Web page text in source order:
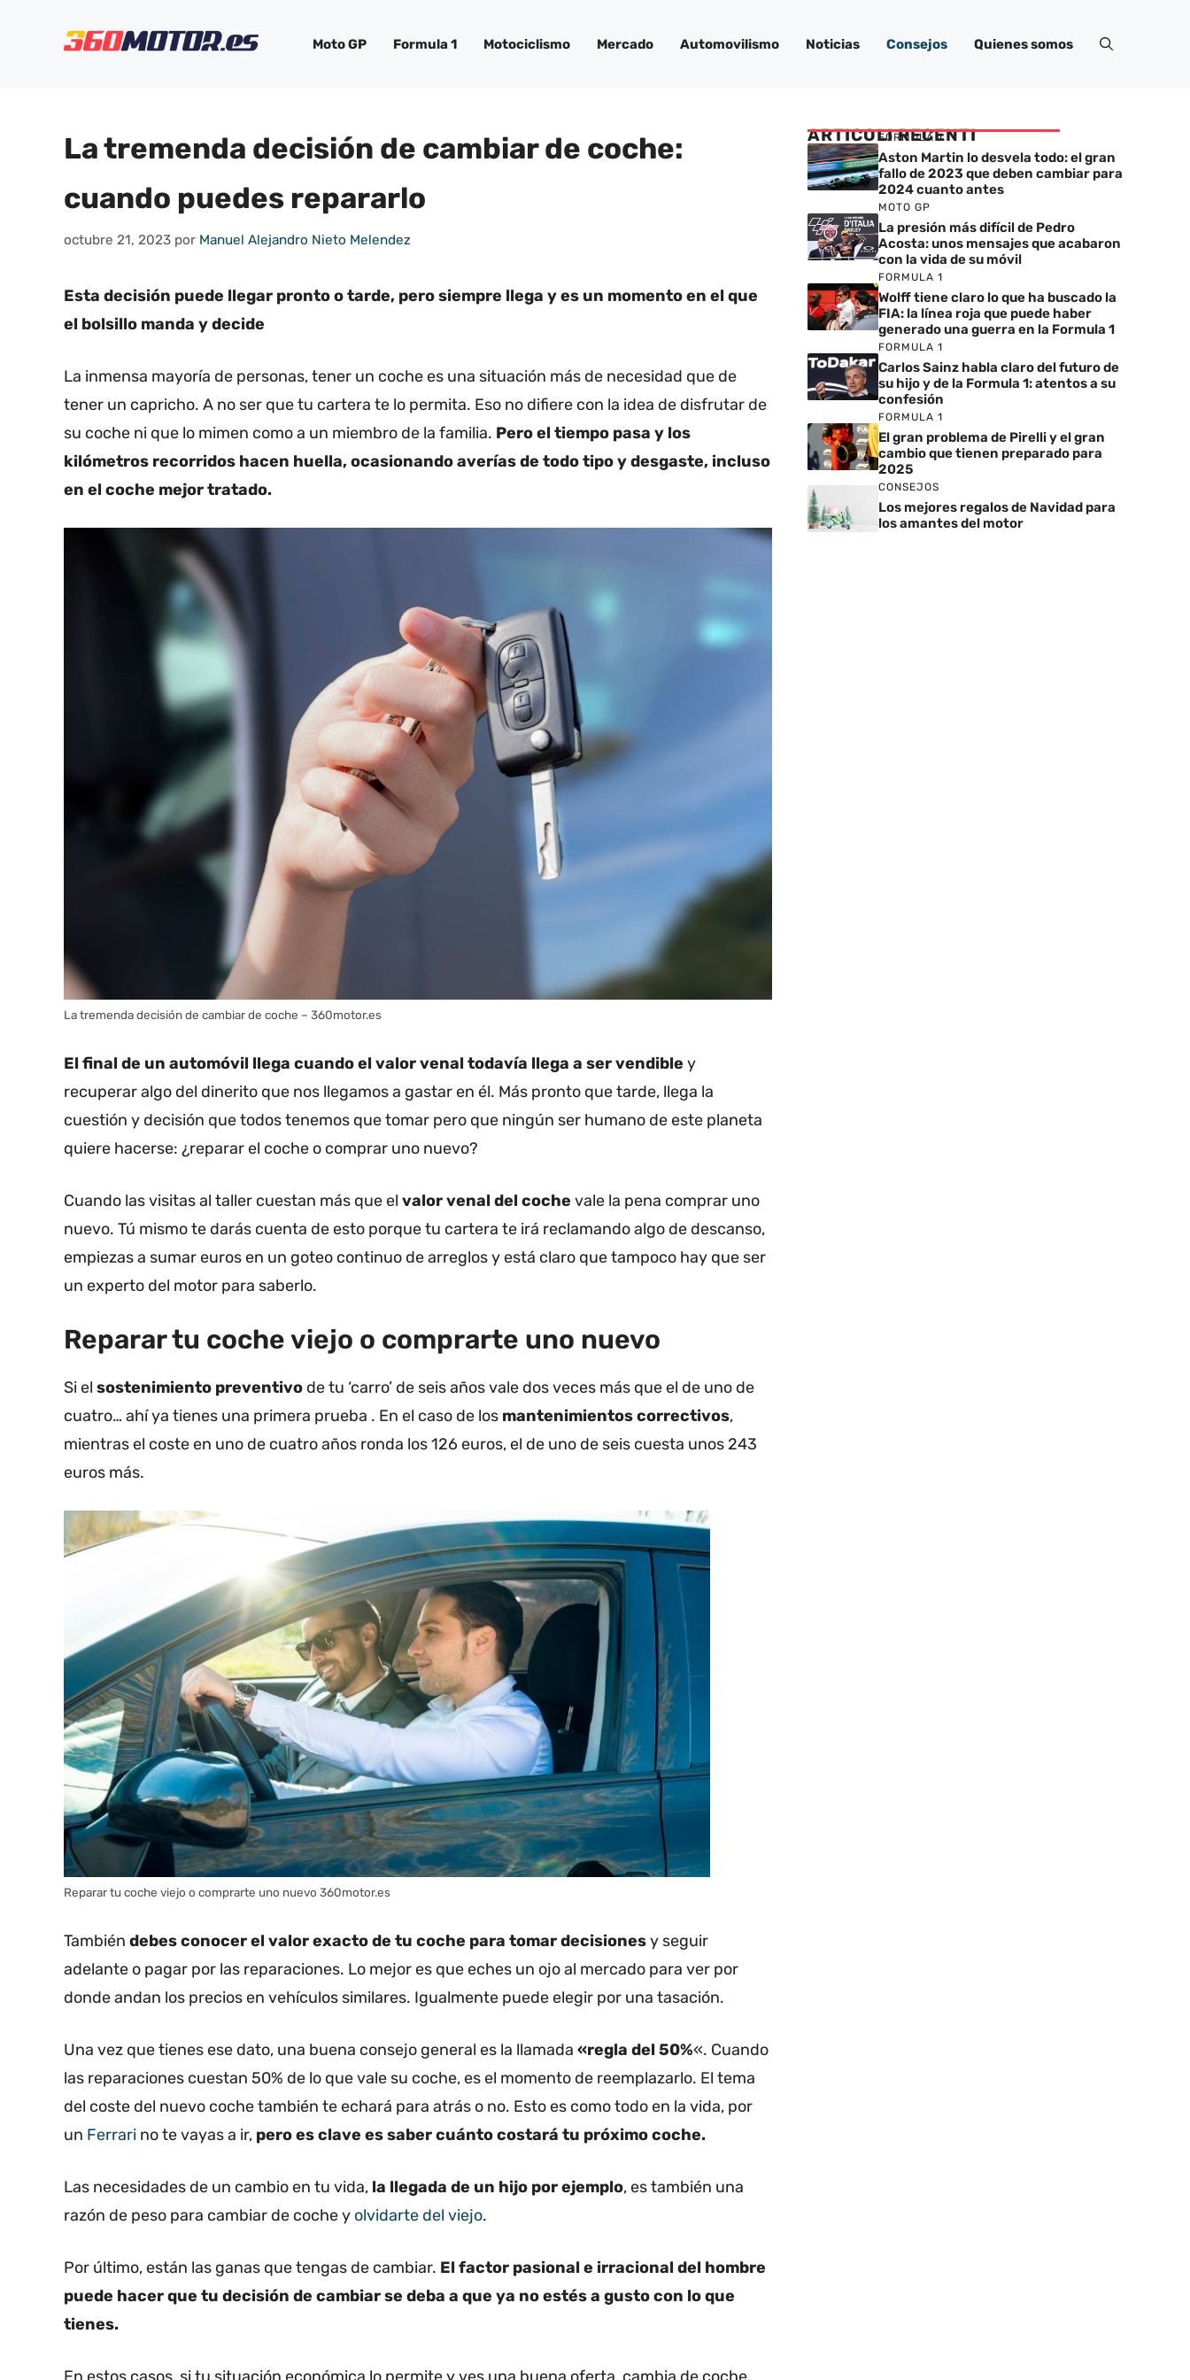
Moto GP Formula 1 Motociclismo Mercado Automovilismo Noticias Consejos Quienes somos
La tremenda decisión de cambiar de coche:
cuando puedes repararlo
octubre 21, 2023 por Manuel Alejandro Nieto Melendez
Esta decisión puede llegar pronto o tarde, pero siempre llega y es un momento en el que
el bolsillo manda y decide
La inmensa mayoría de personas, tener un coche es una situación más de necesidad que de
tener un capricho. A no ser que tu cartera te lo permita. Eso no difiere con la idea de disfrutar de
su coche ni que lo mimen como a un miembro de la familia. Pero el tiempo pasa y los
kilómetros recorridos hacen huella, ocasionando averías de todo tipo y desgaste, incluso
en el coche mejor tratado.
La tremenda decisión de cambiar de coche – 360motor.es
El final de un automóvil llega cuando el valor venal todavía llega a ser vendible y
recuperar algo del dinerito que nos llegamos a gastar en él. Más pronto que tarde, llega la
cuestión y decisión que todos tenemos que tomar pero que ningún ser humano de este planeta
quiere hacerse: ¿reparar el coche o comprar uno nuevo?
Cuando las visitas al taller cuestan más que el valor venal del coche vale la pena comprar uno
nuevo. Tú mismo te darás cuenta de esto porque tu cartera te irá reclamando algo de descanso,
empiezas a sumar euros en un goteo continuo de arreglos y está claro que tampoco hay que ser
un experto del motor para saberlo.
Reparar tu coche viejo o comprarte uno nuevo
Si el sostenimiento preventivo de tu ‘carro’ de seis años vale dos veces más que el de uno de
cuatro… ahí ya tienes una primera prueba . En el caso de los mantenimientos correctivos,
mientras el coste en uno de cuatro años ronda los 126 euros, el de uno de seis cuesta unos 243
euros más.
Reparar tu coche viejo o comprarte uno nuevo 360motor.es
También debes conocer el valor exacto de tu coche para tomar decisionesy seguir
adelante o pagar por las reparaciones. Lo mejor es que eches un ojo al mercado para ver por
donde andan los precios en vehículos similares. Igualmente puede elegir por una tasación.
Una vez que tienes ese dato, una buena consejo general es la llamada «regla del 50%«. Cuando
las reparaciones cuestan 50% de lo que vale su coche, es el momento de reemplazarlo. El tema
del coste del nuevo coche también te echará para atrás o no. Esto es como todo en la vida, por
un Ferrari no te vayas a ir, pero es clave es saber cuánto costará tu próximo coche.
Las necesidades de un cambio en tu vida, la llegada de un hijo por ejemplo, es también una
razón de peso para cambiar de coche y olvidarte del viejo.
Por último, están las ganas que tengas de cambiar. El factor pasional e irracional del hombre
puede hacer que tu decisión de cambiar se deba a que ya no estés a gusto con lo que
tienes.
ARTICOLI RECENTI
FORMULA 1
Aston Martin lo desvela todo: el gran
fallo de 2023 que deben cambiar para
2024 cuanto antes
MOTO GP
La presión más difícil de Pedro
Acosta: unos mensajes que acabaron
con la vida de su móvil
FORMULA 1
Wolff tiene claro lo que ha buscado la
FIA: la línea roja que puede haber
generado una guerra en la Formula 1
FORMULA 1
Carlos Sainz habla claro del futuro de
su hijo y de la Formula 1: atentos a su
confesión
FORMULA 1
El gran problema de Pirelli y el gran
cambio que tienen preparado para
2025
CONSEJOS
Los mejores regalos de Navidad para
los amantes del motor